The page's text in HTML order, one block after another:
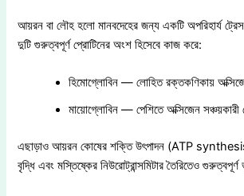
আয়রন বা লৌহ হলো মানবদেহের জন্য একটি অপরিহার্য
দুটি গুরুত্বপূর্ণ প্রোটিনের অংশ হিসেবে কাজ করে:
হিমোগ্লোবিন — লোহিত রক্তকণিকায়
মায়োগ্লোবিন — পেশিতে অক্সিজেন সঞ্চয়কারী
এছাড়াও আয়রন কোষের শক্তি উৎপাদন (ATP
বৃদ্ধি এবং মস্তিষ্কের নিউরোট্রান্সমিটার তৈরিতেও